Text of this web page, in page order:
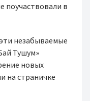
поучаствовали в
незабываемые
Тушум»
новых
на страничке